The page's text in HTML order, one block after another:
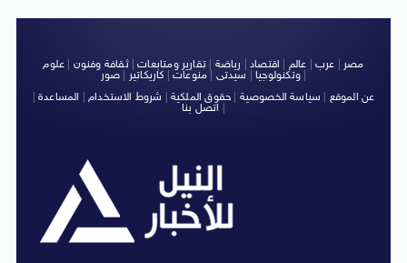
مصر عرب عالم اقتصاد رياضة |تقارير ومتابعات|ثقافة وفنون
علوم
وتكنولوجيا| سيدتى منوعات كاريكاتير صور
|
عن الموقع
سياسة الخصوصية حقوق الملكية شروط الاستخدام| المساعدة|
اتصل بنا